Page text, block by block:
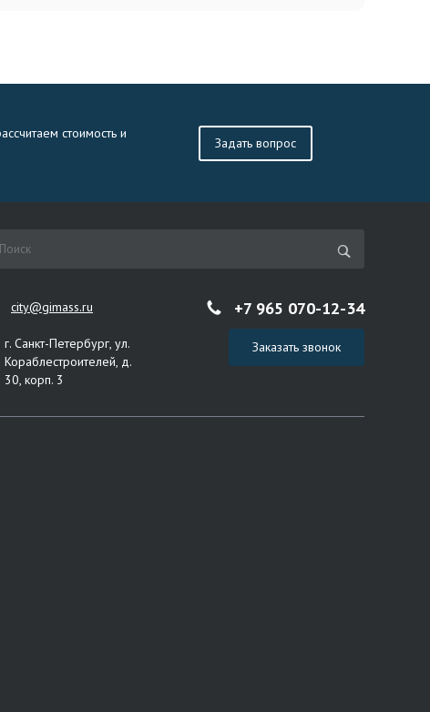
стоимость и
Задать вопрос
city@gimass.ru
г. Санкт-Петербург, ул.
Кораблестроителей, д.
30, корп. 3
+7 965 070-12-34
Заказать звонок